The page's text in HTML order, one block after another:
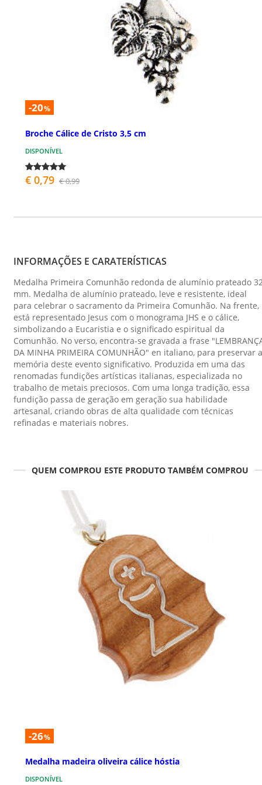
-20%
Broche Cálice de Cristo 3,5 cm
DISPONÍVEL
€ 0,79 € 0,99
INFORMAÇÕES E CARATERÍSTICAS
Medalha Primeira Comunhão redonda de alumínio prateado
mm. Medalha de alumínio prateado, leve e resistente, ideal
para celebrar o sacramento da Primeira Comunhão. Na frente,
está representado Jesus com o monograma JHS e o cálice,
simbolizando a Eucaristia e o significado espiritual da
Comunhão. No verso, encontra-se gravada a frase
DA MINHA PRIMEIRA COMUNHÃO" en italiano, para preservar a
memória deste evento significativo. Produzida em uma das
renomadas fundições artísticas italianas, especializada no
trabalho de metais preciosos. Com uma longa tradição, essa
fundição passa de geração em geração sua habilidade
artesanal, criando obras de alta qualidade com técnicas
refinadas e materiais nobres.
QUEM COMPROU ESTE PRODUTO TAMBÉM COMPROU
-26%
Medalha madeira oliveira cálice hóstia
DISPONÍVEL